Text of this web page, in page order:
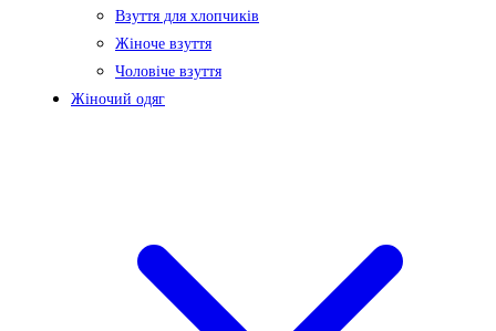
Взуття для хлопчиків
Жіноче взуття
Чоловіче взуття
Жіночий одяг